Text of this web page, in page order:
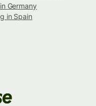
Germany
in Spain